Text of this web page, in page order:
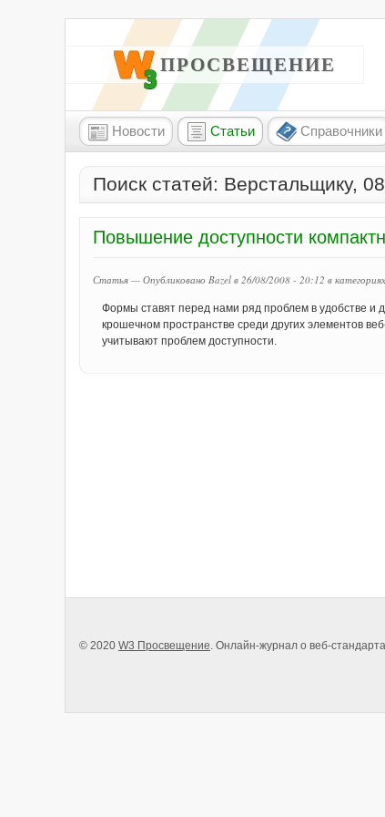
W3 ПРОСВЕЩЕНИЕ
Новости Статьи Справочники
Поиск статей: Верстальщику,
Повышение доступности
Статья — Опубликовано Bazel в 26/08/2008 - 20:12 в
Формы ставят перед нами ряд проблем в удобстве и
крошечном пространстве среди других элементов
учитывают проблем доступности.
© 2020 W3 Просвещение. Онлайн-журнал о веб-